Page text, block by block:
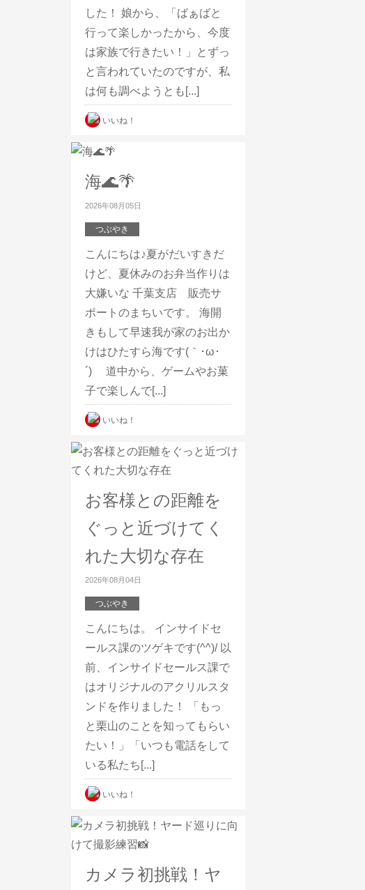
した！ 娘から、「ばぁばと
行って楽しかったから、今度
は家族で行きたい！」とずっ
と言われていたのですが、私
は何も調べようとも[...]
いいね！
海🌊🌴
2026年08月05日
つぶやき
こんにちは♪夏がだいすきだ
けど、夏休みのお弁当作りは
大嫌いな 千葉支店 販売サ
ポートのまちいです。 海開
きもして早速我が家のお出か
けはひたすら海です(｀･ω･
´)ゞ 道中から、ゲームやお菓
子で楽しんで[...]
いいね！
お客様との距離を
ぐっと近づけてく
れた大切な存在
2026年08月04日
つぶやき
こんにちは。 インサイドセ
ールス課のツゲキです(^^)/ 以
前、インサイドセールス課で
はオリジナルのアクリルスタ
ンドを作りました！ 「もっ
と栗山のことを知ってもらい
たい！」「いつも電話をして
いる私たち[...]
いいね！
カメラ初挑戦！ヤ